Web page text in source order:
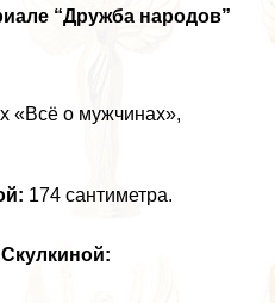
“Дружба народов”
«Всё о мужчинах»,
174 сантиметра.